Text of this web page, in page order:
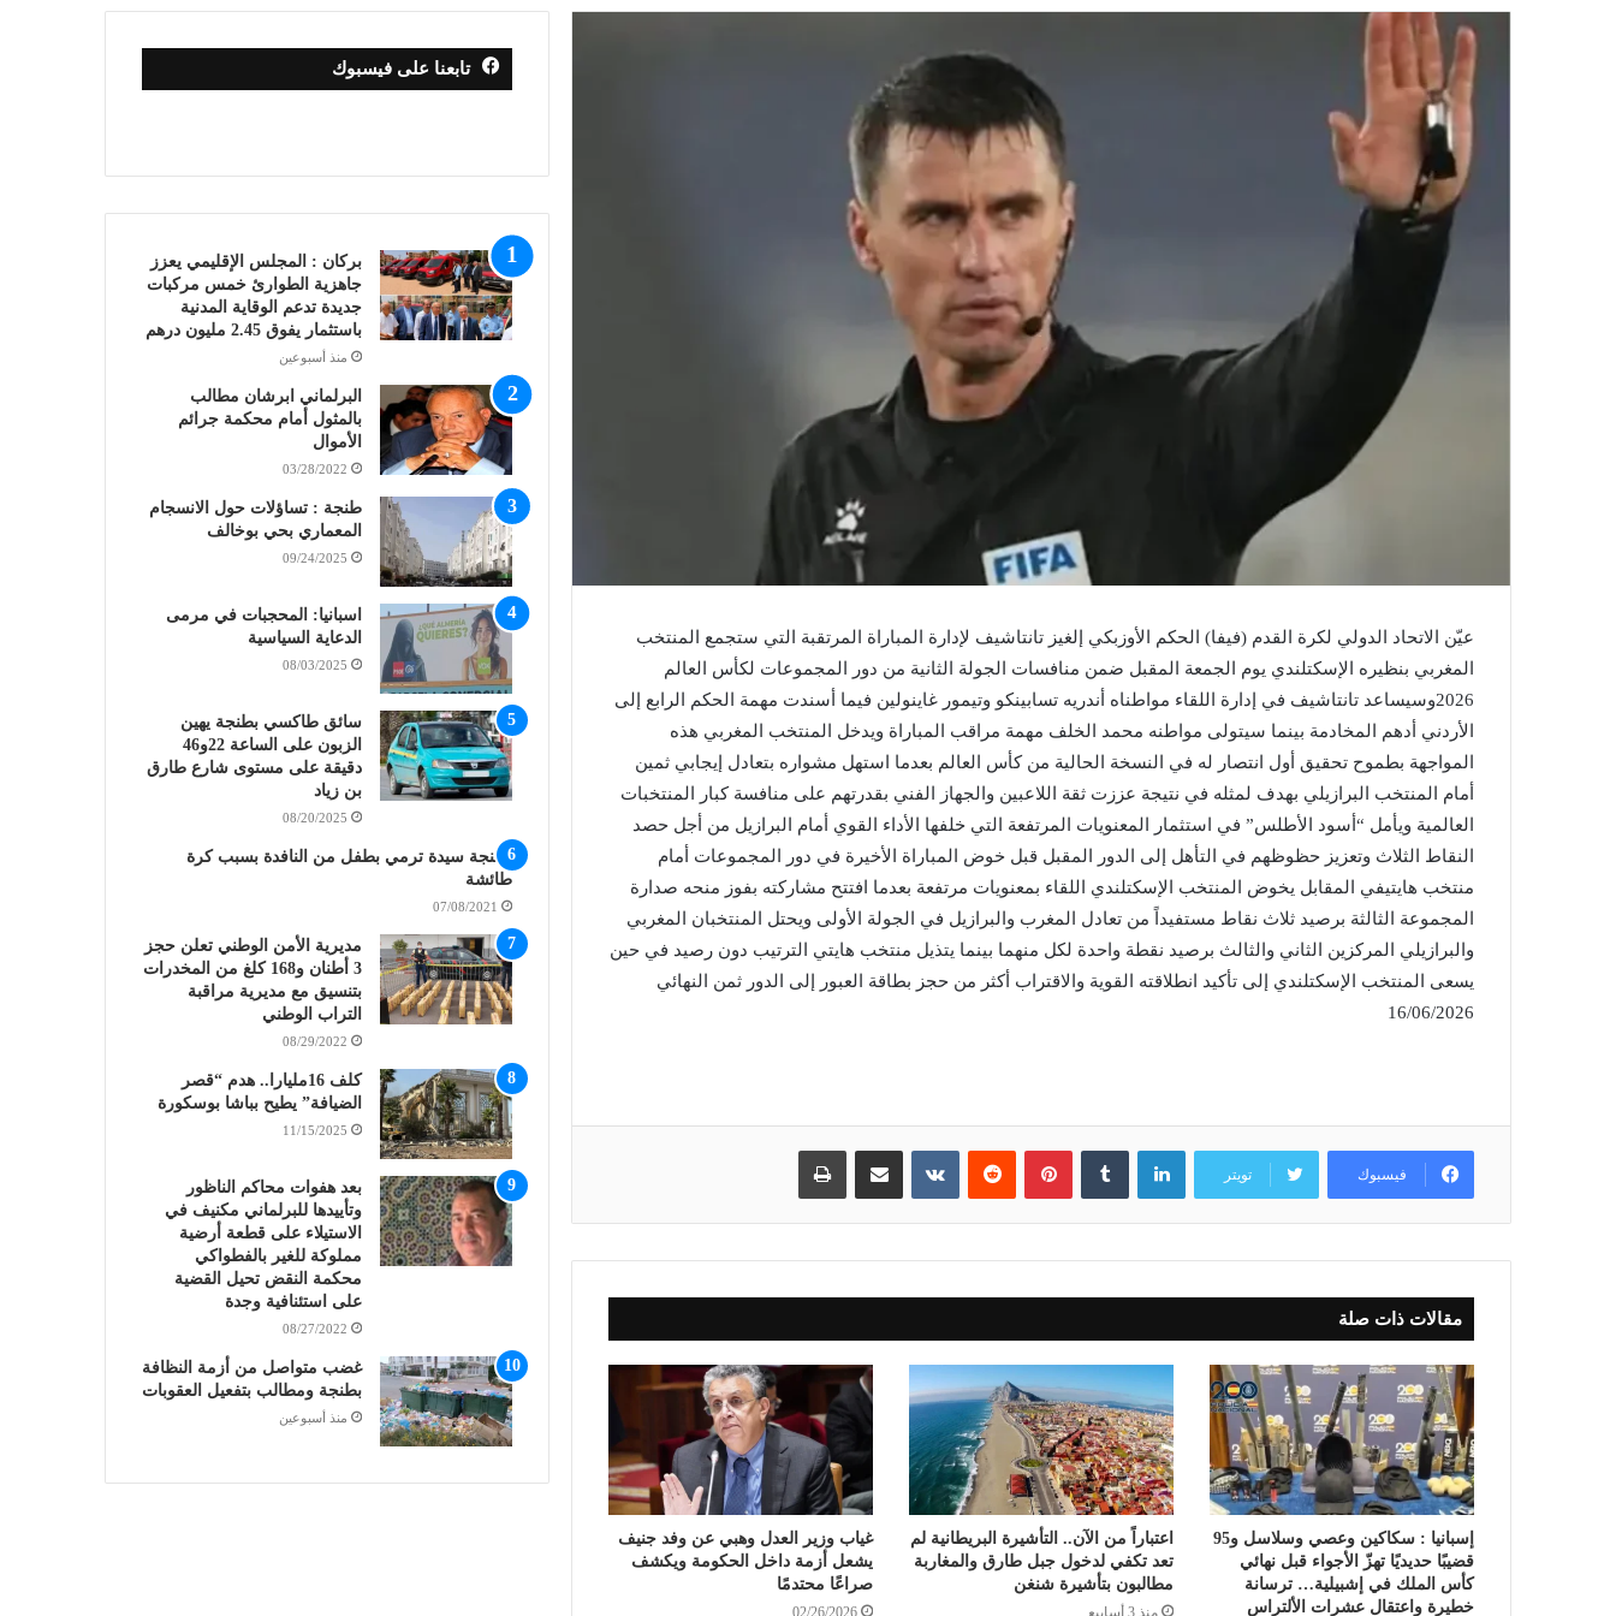
عيّن الاتحاد الدولي لكرة القدم (فيفا) الحكم الأوزبكي إلغيز تانتاشيف لإدارة المباراة المرتقبة التي ستجمع المنتخب
المغربي بنظيره الإسكتلندي يوم الجمعة المقبل ضمن منافسات الجولة الثانية من دور المجموعات لكأس العالم
2026وسيساعد تانتاشيف في إدارة اللقاء مواطناه أندريه تسابينكو وتيمور غاينولين فيما أسندت مهمة الحكم الرابع إلى
الأردني أدهم المخادمة بينما سيتولى مواطنه محمد الخلف مهمة مراقب المباراة ويدخل المنتخب المغربي هذه
المواجهة بطموح تحقيق أول انتصار له في النسخة الحالية من كأس العالم بعدما استهل مشواره بتعادل إيجابي ثمين
أمام المنتخب البرازيلي بهدف لمثله في نتيجة عززت ثقة اللاعبين والجهاز الفني بقدرتهم على منافسة كبار المنتخبات
العالمية ويأمل “أسود الأطلس” في استثمار المعنويات المرتفعة التي خلفها الأداء القوي أمام البرازيل من أجل حصد
النقاط الثلاث وتعزيز حظوظهم في التأهل إلى الدور المقبل قبل خوض المباراة الأخيرة في دور المجموعات أمام
منتخب هايتيفي المقابل يخوض المنتخب الإسكتلندي اللقاء بمعنويات مرتفعة بعدما افتتح مشاركته بفوز منحه صدارة
المجموعة الثالثة برصيد ثلاث نقاط مستفيداً من تعادل المغرب والبرازيل في الجولة الأولى ويحتل المنتخبان المغربي
والبرازيلي المركزين الثاني والثالث برصيد نقطة واحدة لكل منهما بينما يتذيل منتخب هايتي الترتيب دون رصيد في حين
يسعى المنتخب الإسكتلندي إلى تأكيد انطلاقته القوية والاقتراب أكثر من حجز بطاقة العبور إلى الدور ثمن النهائي
16/06/2026
فيسبوك تويتر
لينكدإن بينتيريست مشاركة عبر البريد طباعة
مقالات ذات صلة
إسبانيا : سكاكين وعصي وسلاسل و95
قضيبًا حديديًا تهزّ الأجواء قبل نهائي
كأس الملك في إشبيلية… ترسانة
خطيرة واعتقال عشرات الألتراس
اعتباراً من الآن.. التأشيرة البريطانية لم
تعد تكفي لدخول جبل طارق والمغاربة
مطالبون بتأشيرة شنغن
منذ 3 أسابيع
غياب وزير العدل وهبي عن وفد جنيف
يشعل أزمة داخل الحكومة ويكشف
صراعًا محتدمًا
02/26/2026
تابعنا على فيسبوك
بركان : المجلس الإقليمي يعزز
جاهزية الطوارئ خمس مركبات
جديدة تدعم الوقاية المدنية
باستثمار يفوق 2.45 مليون درهم
منذ أسبوعين
البرلماني ابرشان مطالب
بالمثول أمام محكمة جرائم
الأموال
03/28/2022
طنجة : تساؤلات حول الانسجام
المعماري بحي بوخالف
09/24/2025
اسبانيا: المحجبات في مرمى
الدعاية السياسية
08/03/2025
سائق طاكسي بطنجة يهين
الزبون على الساعة 22و46
دقيقة على مستوى شارع طارق
بن زياد
08/20/2025
بطنجة سيدة ترمي بطفل من النافدة بسبب كرة
طائشة
07/08/2021
مديرية الأمن الوطني تعلن حجز
3 أطنان و168 كلغ من المخدرات
بتنسيق مع مديرية مراقبة
التراب الوطني
08/29/2022
كلف 16مليارا.. هدم “قصر
الضيافة” يطيح بباشا بوسكورة
11/15/2025
بعد هفوات محاكم الناظور
وتأييدها للبرلماني مكنيف في
الاستيلاء على قطعة أرضية
مملوكة للغير بالفطواكي
محكمة النقض تحيل القضية
على استئنافية وجدة
08/27/2022
غضب متواصل من أزمة النظافة
بطنجة ومطالب بتفعيل العقوبات
منذ أسبوعين